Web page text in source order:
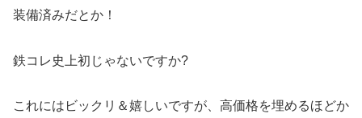
装備済みだとか！
鉄コレ史上初じゃないですか?
これにはビックリ＆嬉しいですが、高価格を埋めるほどか